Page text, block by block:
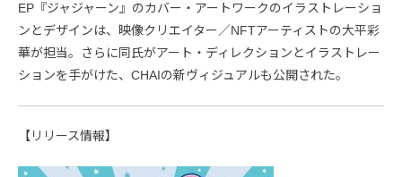
EP『ジャジャーン』のカバー・アートワークのイラストレーショ
ンとデザインは、映像クリエイター／NFTアーティストの大平彩
華が担当。さらに同氏がアート・ディレクションとイラストレー
ションを手がけた、CHAIの新ヴィジュアルも公開された。
【リリース情報】